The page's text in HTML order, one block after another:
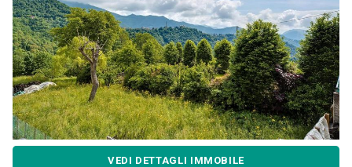
VEDI DETTAGLI IMMOBILE